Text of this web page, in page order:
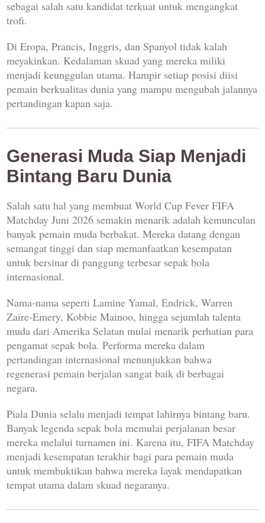
sebagai salah satu kandidat terkuat untuk mengangkat
trofi.
Di Eropa, Prancis, Inggris, dan Spanyol tidak kalah
meyakinkan. Kedalaman skuad yang mereka miliki
menjadi keunggulan utama. Hampir setiap posisi diisi
pemain berkualitas dunia yang mampu mengubah jalannya
pertandingan kapan saja.
Generasi Muda Siap Menjadi
Bintang Baru Dunia
Salah satu hal yang membuat World Cup Fever FIFA
Matchday Juni 2026 semakin menarik adalah kemunculan
banyak pemain muda berbakat. Mereka datang dengan
semangat tinggi dan siap memanfaatkan kesempatan
untuk bersinar di panggung terbesar sepak bola
internasional.
Nama-nama seperti Lamine Yamal, Endrick, Warren
Zaïre-Emery, Kobbie Mainoo, hingga sejumlah talenta
muda dari Amerika Selatan mulai menarik perhatian para
pengamat sepak bola. Performa mereka dalam
pertandingan internasional menunjukkan bahwa
regenerasi pemain berjalan sangat baik di berbagai
negara.
Piala Dunia selalu menjadi tempat lahirnya bintang baru.
Banyak legenda sepak bola memulai perjalanan besar
mereka melalui turnamen ini. Karena itu, FIFA Matchday
menjadi kesempatan terakhir bagi para pemain muda
untuk membuktikan bahwa mereka layak mendapatkan
tempat utama dalam skuad negaranya.